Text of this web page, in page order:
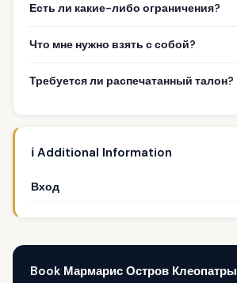
Есть ли какие-либо ограничения?
Что мне нужно взять с собой?
Требуется ли распечатанный талон?
ℹ️ Additional Information
Вход
Book Мармарис Остров Клеопатры